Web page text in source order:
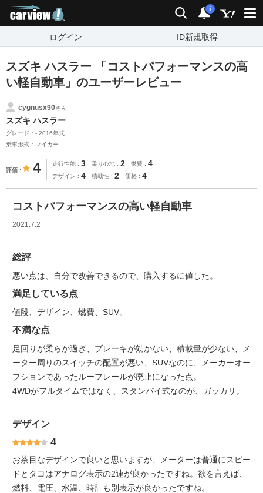
検索 通知
i
ログイン ID新規取得
スズキ ハスラー 「コストパフォーマンスの高
い軽自動車」のユーザーレビュー
cygnusx90さん
スズキ ハスラー
グレード：- 2016年式
乗車形式：マイカー
評価 4 走行性能 3 乗り心地 2 燃費 4
デザイン 4 積載性 2 価格 4
コストパフォーマンスの高い軽自動車
2021.7.2
総評
悪い点は、自分で改善できるので、購入するに値した。
満足している点
値段、デザイン、燃費、SUV。
不満な点
足回りが柔らか過ぎ、ブレーキが効かない、積載量が少ない、メ
ーター周りのスイッチの配置が悪い、SUVなのに、メーカーオー
プションであったルーフレールが廃止になった点。
4WDがフルタイムではなく、スタンバイ式なのが、ガッカリ。
デザイン
4
お茶目なデザインで良いと思いますが、メーターは普通にスピー
ドとタコはアナログ表示の2連が良かったですね。欲を言えば、
燃料、電圧、水温、時計も別表示が良かったですね。